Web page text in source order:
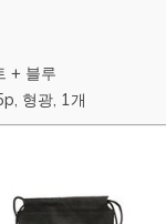
+ 블루
형광, 1개